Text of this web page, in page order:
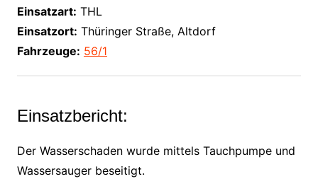
Einsatzart: THL
Einsatzort: Thüringer Straße, Altdorf
Fahrzeuge: 56/1
Einsatzbericht:
Der Wasserschaden wurde mittels Tauchpumpe und
Wassersauger beseitigt.